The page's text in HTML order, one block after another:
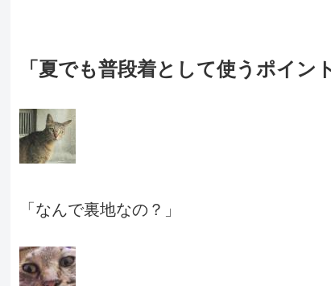
「夏でも普段着として使うポイン
「なんで裏地なの？」